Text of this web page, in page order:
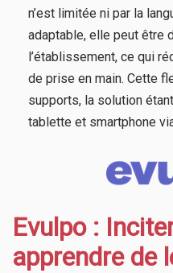
n’est limitée ni par la
adaptable, elle peut être
l’établissement, ce qui
de prise en main. Cette
supports, la solution
tablette et smartphone
Evulpo :
apprendre de